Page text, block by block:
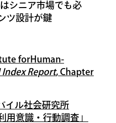
シニア市場でも必
ツ設計が鍵
forHuman-
Index Report, Chapter
イル社会研究所
用意識・行動調査」